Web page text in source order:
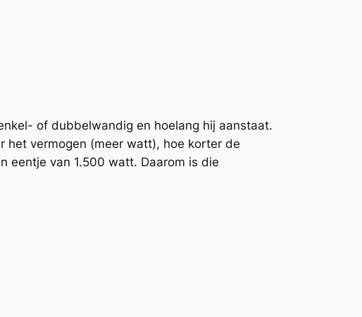
of dubbelwandig en hoelang hij aanstaat.
vermogen (meer watt), hoe korter de
eentje van 1.500 watt. Daarom is die